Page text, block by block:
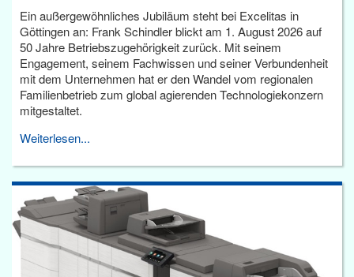
Ein außergewöhnliches Jubiläum steht bei Excelitas in
Göttingen an: Frank Schindler blickt am 1. August 2026 auf
50 Jahre Betriebszugehörigkeit zurück. Mit seinem
Engagement, seinem Fachwissen und seiner Verbundenheit
mit dem Unternehmen hat er den Wandel vom regionalen
Familienbetrieb zum global agierenden Technologiekonzern
mitgestaltet.
Weiterlesen...